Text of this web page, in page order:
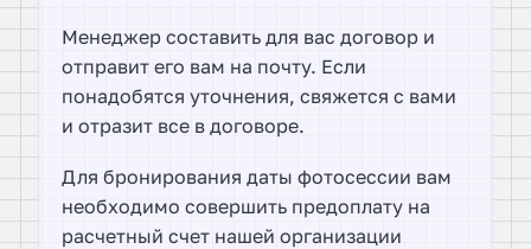
Менеджер составить для вас договор и
отправит его вам на почту. Если
понадобятся уточнения, свяжется с вами
и отразит все в договоре.
Для бронирования даты фотосессии вам
необходимо совершить предоплату на
расчетный счет нашей организации